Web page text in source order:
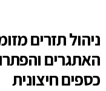
ניהול תזרים
כספים חיצונית